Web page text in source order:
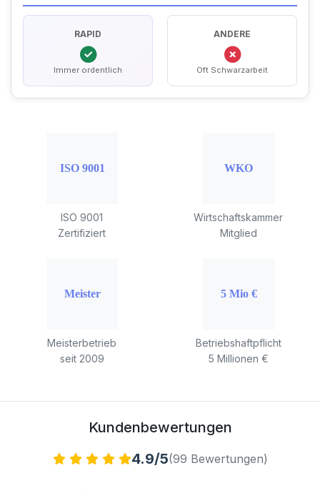
RAPID
Immer ordentlich
ANDERE
Oft Schwarzarbeit
ISO 9001
Zertifiziert
Wirtschaftskammer
Mitglied
Meisterbetrieb
seit 2009
Betriebshaftpflicht
5 Millionen €
Kundenbewertungen
4.9/5(99 Bewertungen)